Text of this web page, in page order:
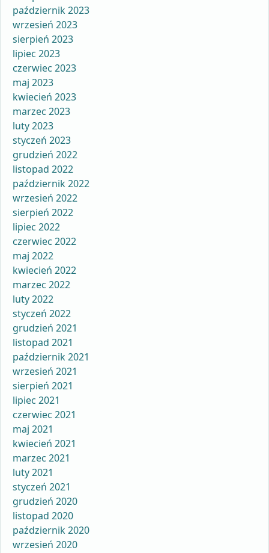
październik 2023
wrzesień 2023
sierpień 2023
lipiec 2023
czerwiec 2023
maj 2023
kwiecień 2023
marzec 2023
luty 2023
styczeń 2023
grudzień 2022
listopad 2022
październik 2022
wrzesień 2022
sierpień 2022
lipiec 2022
czerwiec 2022
maj 2022
kwiecień 2022
marzec 2022
luty 2022
styczeń 2022
grudzień 2021
listopad 2021
październik 2021
wrzesień 2021
sierpień 2021
lipiec 2021
czerwiec 2021
maj 2021
kwiecień 2021
marzec 2021
luty 2021
styczeń 2021
grudzień 2020
listopad 2020
październik 2020
wrzesień 2020